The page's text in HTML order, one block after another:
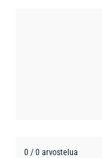
0 / 0 arvostelua